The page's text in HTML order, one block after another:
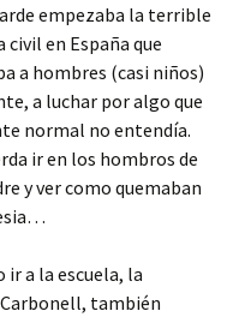
empezaba la terrible
civil en España que
a hombres (casi niños)
a luchar por algo que
normal no entendía.
ir en los hombros de
y ver como quemaban
ir a la escuela, la
también